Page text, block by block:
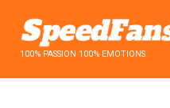
contenu100% PASSION 100% EMOTIONS